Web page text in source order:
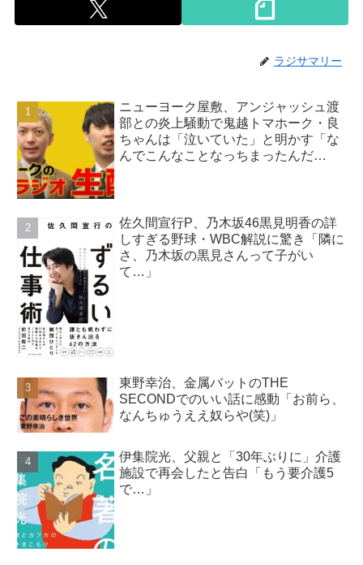
ラジサマリー
ニューヨーク屋敷、アンジャッシュ渡
部との炎上騒動で鬼越トマホーク・良
ちゃんは「泣いていた」と明かす「な
んでこんなことなっちまったんだ
佐久間宣行P、乃木坂46黒見明香の詳
しすぎる野球・WBC解説に驚き「隣に
さ、乃木坂の黒見さんって子がい
て…」
東野幸治、金属バットのTHE
SECONDでのいい話に感動「お前ら、
なんちゅうええ奴らや(笑)」
伊集院光、父親と「30年ぶりに」介護
施設で再会したと告白「もう要介護5
で…」